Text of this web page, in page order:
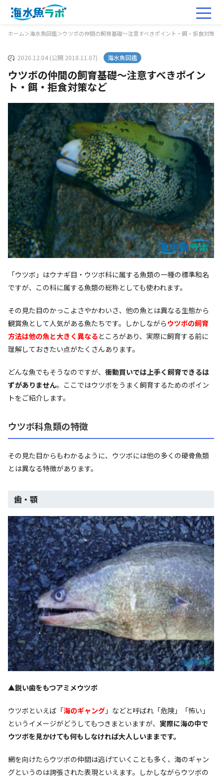
ホーム＞海水魚図鑑＞ウツボの仲間の飼育基礎～注意すべきポイント・餌・拒食対策な
2020.12.04 (公開 2018.11.07) 海水魚図鑑
ウツボの仲間の飼育基礎～注意すべきポイン
ト・餌・拒食対策など
「ウツボ」はウナギ目・ウツボ科に属する魚類の一種の標準和名
ですが、この科に属する魚類の総称としても使われます。
その見た目のかっこよさやかわいさ、他の魚とは異なる生態から
観賞魚として人気がある魚たちです。しかしながら ウツボの飼育
方法は他の魚と大きく異なるところがあり、実際に飼育する前に
理解しておきたい点がたくさんあります。
どんな魚でもそうなのですが、 衝動買いでは上手く飼育できるは
ずがありません。ここではウツボをうまく飼育するためのポイン
トをご紹介します。
ウツボ科魚類の特徴
その見た目からもわかるように、ウツボには他の多くの硬骨魚類
とは異なる特徴があります。
歯・顎
▲鋭い歯をもつアミメウツボ
ウツボといえば「海のギャング 」などと呼ばれ「危険」「怖い」
というイメージがどうしてもつきまといますが、 実際に海の中で
ウツボを見かけても何もしなければ大人しいままです。
網を向けたらウツボの仲間は逃げていくことも多く、海のギャン
グというのは誇張された表現といえます。しかしながらウツボの